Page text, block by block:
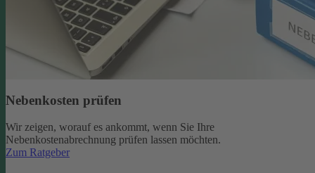
Nebenkosten prüfen
Wir zeigen, worauf es ankommt, wenn Sie Ihre
Nebenkostenabrechnung prüfen lassen möchten.
Zum Ratgeber